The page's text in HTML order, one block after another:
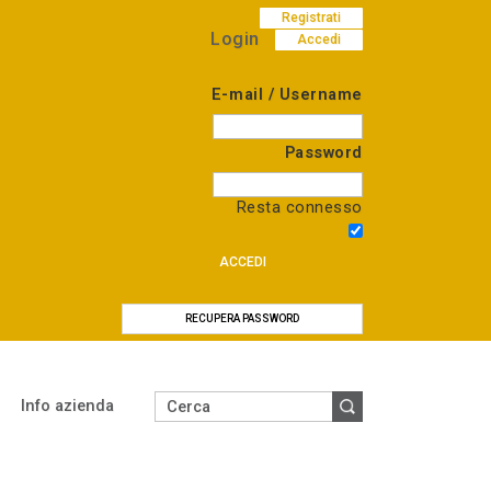
Registrati
Accedi
Login
E-mail / Username
Password
Resta connesso
ACCEDI
RECUPERA PASSWORD
Info azienda